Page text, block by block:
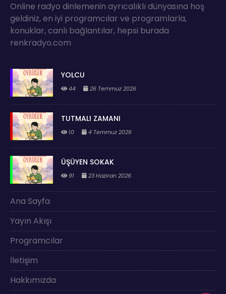
Online radyo dinlemenin ayrıcalıklı dünyasına hoş
geldiniz, en iyi programcılar ve programlarla,
konuklar, canlı bağlantılar, hepsi burada
renkradyo.com
YOLCU
44 26 Temmuz 2026
TUTMALI ZAMANI
10 4 Temmuz 2026
ÜŞÜYEN SOKAK
91 23 Haziran 2026
Ana Sayfa
Yayın Akışı
Programcılar
İletişim
Hakkımızda